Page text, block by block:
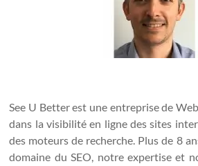
See U Better est une entreprise de
dans la visibilité en ligne des sites
des moteurs de recherche. Plus de 8
domaine du SEO, notre expertise et